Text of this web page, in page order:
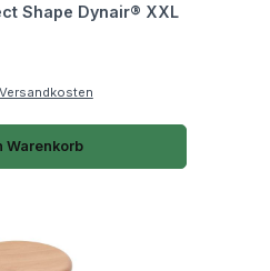
Shape Dynair® XXL
Warenkorb